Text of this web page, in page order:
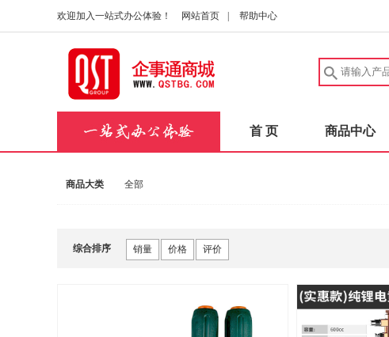
欢迎加入一站式办公体验！ 网站首页 帮助中心
首 页 商品中心
商品大类 全部
综合排序 销量 价格 评价